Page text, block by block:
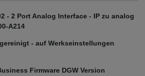
- 2 Port Analog Interface - IP zu analog
A214
- auf Werkseinstellungen
Firmware DGW Version